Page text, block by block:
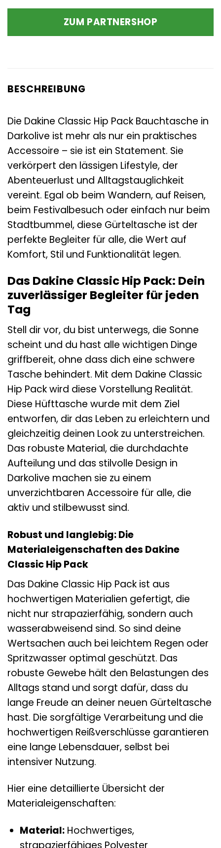
ZUM PARTNERSHOP
BESCHREIBUNG
Die Dakine Classic Hip Pack Bauchtasche in
Darkolive ist mehr als nur ein praktisches
Accessoire – sie ist ein Statement. Sie
verkörpert den lässigen Lifestyle, der
Abenteuerlust und Alltagstauglichkeit
vereint. Egal ob beim Wandern, auf Reisen,
beim Festivalbesuch oder einfach nur beim
Stadtbummel, diese Gürteltasche ist der
perfekte Begleiter für alle, die Wert auf
Komfort, Stil und Funktionalität legen.
Das Dakine Classic Hip Pack: Dein
zuverlässiger Begleiter für jeden
Tag
Stell dir vor, du bist unterwegs, die Sonne
scheint und du hast alle wichtigen Dinge
griffbereit, ohne dass dich eine schwere
Tasche behindert. Mit dem Dakine Classic
Hip Pack wird diese Vorstellung Realität.
Diese Hüfttasche wurde mit dem Ziel
entworfen, dir das Leben zu erleichtern und
gleichzeitig deinen Look zu unterstreichen.
Das robuste Material, die durchdachte
Aufteilung und das stilvolle Design in
Darkolive machen sie zu einem
unverzichtbaren Accessoire für alle, die
aktiv und stilbewusst sind.
Robust und langlebig: Die
Materialeigenschaften des Dakine
Classic Hip Pack
Das Dakine Classic Hip Pack ist aus
hochwertigen Materialien gefertigt, die
nicht nur strapazierfähig, sondern auch
wasserabweisend sind. So sind deine
Wertsachen auch bei leichtem Regen oder
Spritzwasser optimal geschützt. Das
robuste Gewebe hält den Belastungen des
Alltags stand und sorgt dafür, dass du
lange Freude an deiner neuen Gürteltasche
hast. Die sorgfältige Verarbeitung und die
hochwertigen Reißverschlüsse garantieren
eine lange Lebensdauer, selbst bei
intensiver Nutzung.
Hier eine detaillierte Übersicht der
Materialeigenschaften:
Material:Hochwertiges,